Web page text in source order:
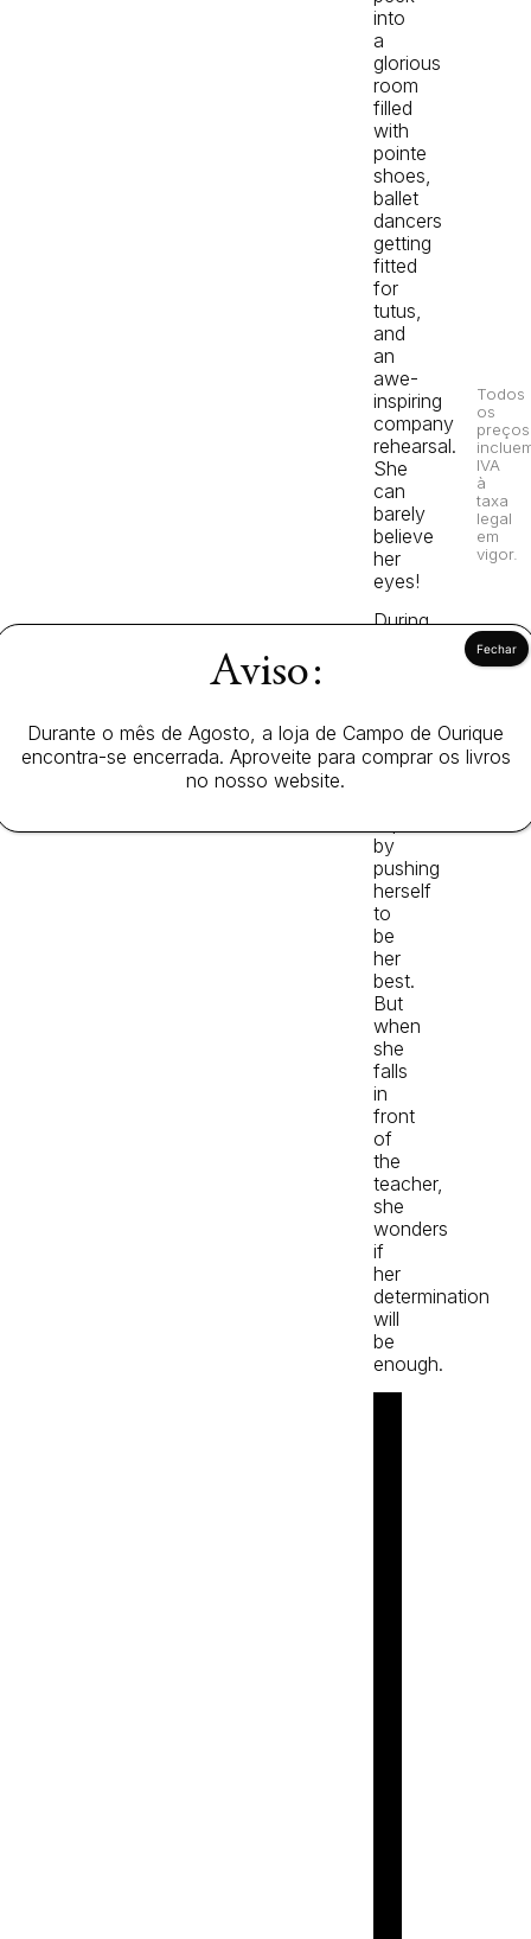
into
a
glorious
room
filled
with
pointe
shoes,
ballet
dancers
getting
fitted
for
tutus,
and
an
awe-
inspiring
company
rehearsal.
She
can
barely
believe
her
eyes!
During
determined
to
by
pushing
herself
to
be
her
best.
But
when
she
falls
in
front
of
the
teacher,
she
wonders
if
her
determination
will
be
enough.
Todos
os
preços
IVA
à
taxa
legal
em
vigor.
Aviso:
Durante o mês de Agosto, a loja de Campo de Ourique
encontra-se encerrada. Aproveite para comprar os livros
no nosso website.